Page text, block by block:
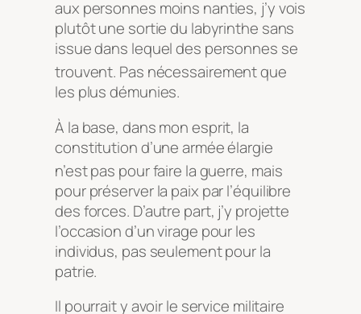
aux personnes moins nanties, j’y vois
plutôt une sortie du labyrinthe sans
issue dans lequel des personnes se
trouvent. Pas nécessairement que
les plus démunies.
À la base, dans mon esprit, la
constitution d’une armée élargie
n’est pas pour faire la guerre, mais
pour préserver la paix par l’équilibre
des forces. D’autre part, j’y projette
l’occasion d’un virage pour les
individus, pas seulement pour la
patrie.
Il pourrait y avoir le service militaire